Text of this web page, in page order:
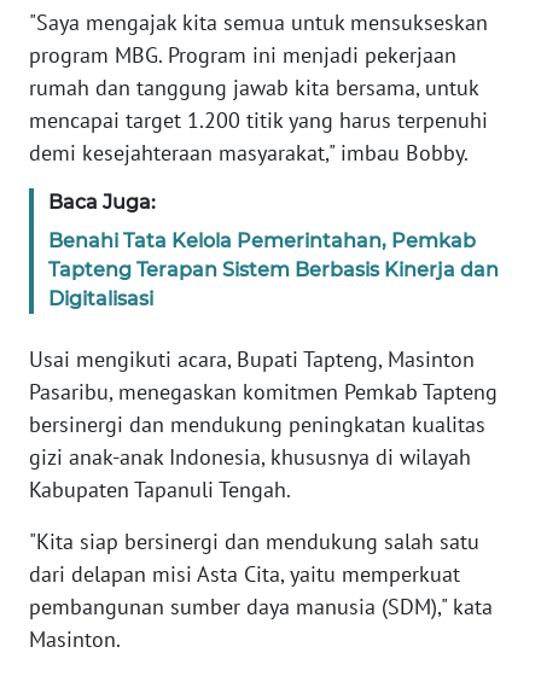
"Saya mengajak kita semua untuk mensukseskan
program MBG. Program ini menjadi pekerjaan
rumah dan tanggung jawab kita bersama, untuk
mencapai target 1.200 titik yang harus terpenuhi
demi kesejahteraan masyarakat," imbau Bobby.
Baca Juga:
Benahi Tata Kelola Pemerintahan, Pemkab
Tapteng Terapan Sistem Berbasis Kinerja dan
Digitalisasi
Usai mengikuti acara, Bupati Tapteng, Masinton
Pasaribu, menegaskan komitmen Pemkab Tapteng
bersinergi dan mendukung peningkatan kualitas
gizi anak-anak Indonesia, khususnya di wilayah
Kabupaten Tapanuli Tengah.
"Kita siap bersinergi dan mendukung salah satu
dari delapan misi Asta Cita, yaitu memperkuat
pembangunan sumber daya manusia (SDM)," kata
Masinton.
WN
SULTENG
WN
SULBAR
WN
BABEL
SUMSEL
WN
WN
LAMPUNG